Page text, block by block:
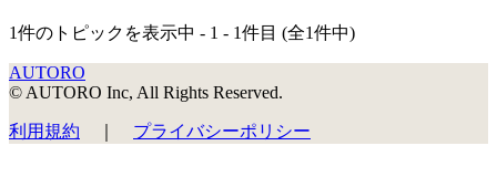
1件のトピックを表示中 - 1 - 1件目 (全1件中)
AUTORO
© AUTORO Inc, All Rights Reserved.
利用規約 プライバシーポリシー